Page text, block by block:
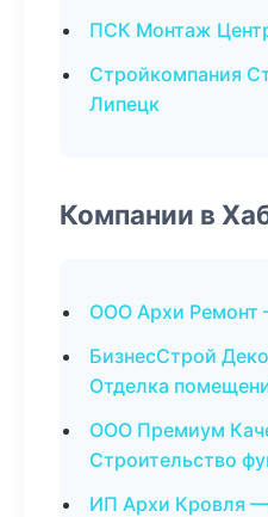
ПСК Монтаж
Стройкомпания
Липецк
Компании в
ООО Архи Ремонт
БизнесСтрой
Отделка
ООО Премиум
Строительство
ИП Архи Кровля